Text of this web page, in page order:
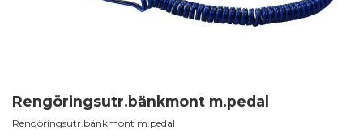
Rengöringsutr.bänkmont m.pedal
Rengöringsutr.bänkmont m.pedal